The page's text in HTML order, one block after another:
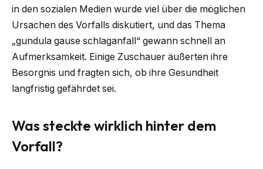
in den sozialen Medien wurde viel über die möglichen
Ursachen des Vorfalls diskutiert, und das Thema
„gundula gause schlaganfall“ gewann schnell an
Aufmerksamkeit. Einige Zuschauer äußerten ihre
Besorgnis und fragten sich, ob ihre Gesundheit
langfristig gefährdet sei.
Was steckte wirklich hinter dem
Vorfall?